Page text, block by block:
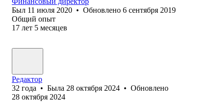
Был 11 июля 2020 • Обновлено 6 сентября 2019
Общий опыт
17 лет 5 месяцев
Редактор
32 года • Была 28 октября 2024 • Обновлено
28 октября 2024